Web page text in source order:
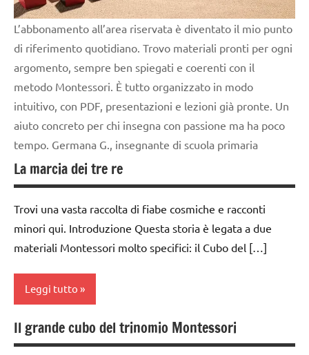
psicoaritmetica
Montessori
TUTTI GLI
ARGOMENTI
PER ETA'
TUTTI GLI
ARTICOLI
L’abbonamento all’area riservata è diventato il mio punto
di riferimento quotidiano. Trovo materiali pronti per ogni
argomento, sempre ben spiegati e coerenti con il
metodo Montessori. È tutto organizzato in modo
intuitivo, con PDF, presentazioni e lezioni già pronte. Un
aiuto concreto per chi insegna con passione ma ha poco
tempo. Germana G., insegnante di scuola primaria
La marcia dei tre re
Trovi una vasta raccolta di fiabe cosmiche e racconti
minori qui. Introduzione Questa storia è legata a due
materiali Montessori molto specifici: il Cubo del […]
Leggi tutto
algebra
Montessori
Il grande cubo del trinomio Montessori